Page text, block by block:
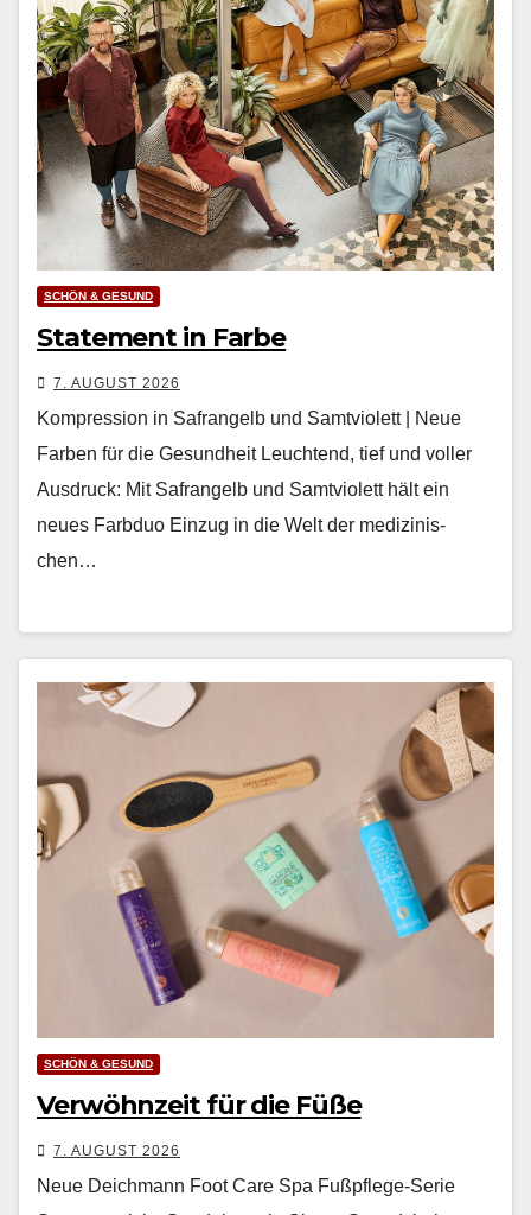
SCHÖN & GESUND
Statement in Farbe
7. AUGUST 2026
Kompression in Safrangelb und Samtviolett | Neue
Farben für die Gesundheit Leuch­t­end, tief und voller
Aus­druck: Mit Safrangelb und Samtvi­o­lett hält ein
neues Farb­duo Einzug in die Welt der medi­zinis­
chen…
SCHÖN & GESUND
Verwöhnzeit für die Füße
7. AUGUST 2026
Neue Deichmann Foot Care Spa Fußpflege-Serie